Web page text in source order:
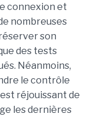
connexion et
nombreuses
son
des tests
Néanmoins,
le contrôle
réjouissant de
les dernières